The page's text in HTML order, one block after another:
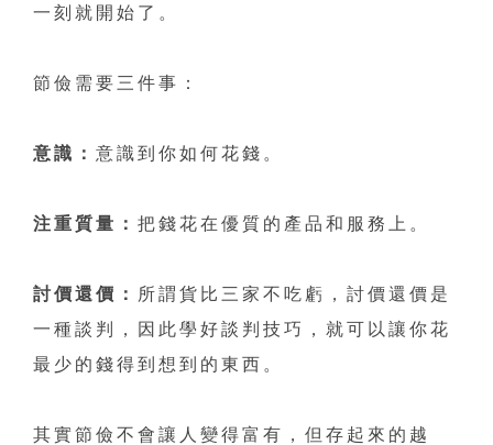
一刻就開始了。
節儉需要三件事：
意識： 意識到你如何花錢。
注重質量： 把錢花在優質的產品和服務上。
討價還價：
所謂貨比三家不吃虧，討價還價是
一種談判，因此學好談判技巧，就可以讓你花
最少的錢得到想到的東西。
其實節儉不會讓人變得富有，但存起來的越